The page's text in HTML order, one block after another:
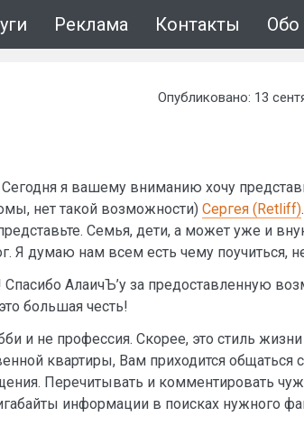
Реклама Контакты
Опубликовано: 13
я вашему вниманию хочу
нет такой возможности) Сергея (Retliff)
Семья, дети, а может уже и
Я думаю нам всем есть чему поучиться,
Спасибо АлаичЪ’у за предоставленную
большая честь!
и не профессия. Скорее, это стиль
квартиры, Вам приходится
Перечитывать и комментировать
информации в поисках нужного